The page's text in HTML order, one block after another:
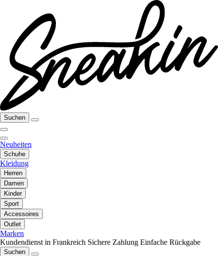
Suchen
Neuheiten
Schuhe
Kleidung
Herren
Damen
Kinder
Sport
Accessoires
Outlet
Marken
Kundendienst in Frankreich Sichere Zahlung Einfache Rückgabe
Suchen